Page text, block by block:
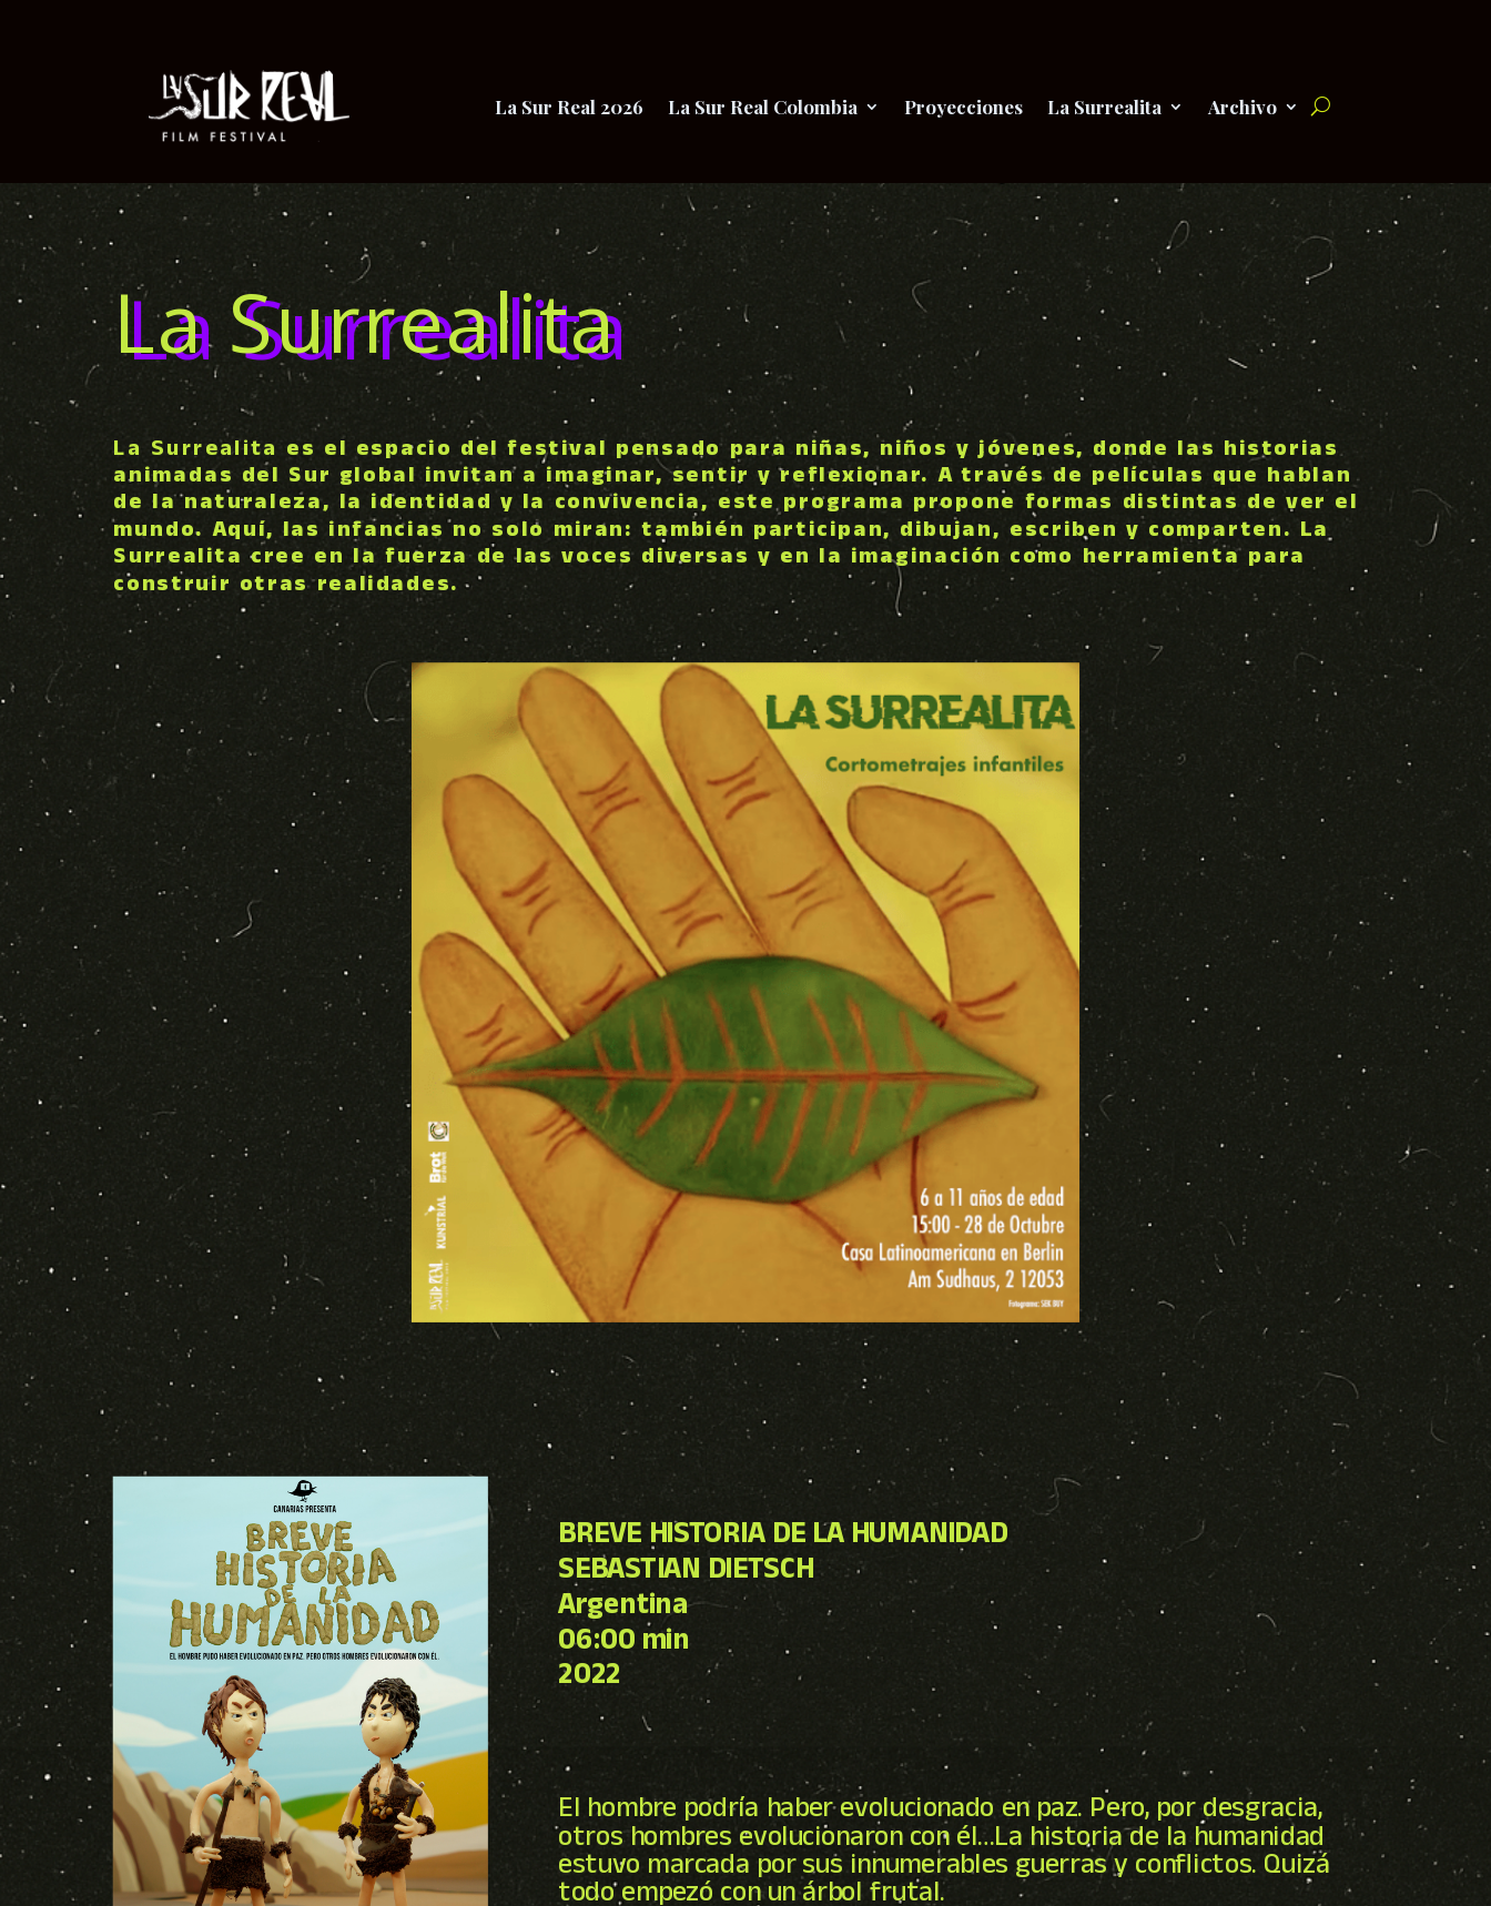
La Sur Real 2026 La Sur Real Colombia Proyecciones La Surrealita Archivo
La Surrealita
La Surrealita es el espacio del festival pensado para niñas, niños y jóvenes, donde las historias
animadas del Sur global invitan a imaginar, sentir y reflexionar. A través de películas que hablan
de la naturaleza, la identidad y la convivencia, este programa propone formas distintas de ver el
mundo. Aquí, las infancias no solo miran: también participan, dibujan, escriben y comparten. La
Surrealita cree en la fuerza de las voces diversas y en la imaginación como herramienta para
construir otras realidades.
BREVE HISTORIA DE LA HUMANIDAD
SEBASTIAN DIETSCH
Argentina
06:00 min
2022
El hombre podría haber evolucionado en paz. Pero, por desgracia,
otros hombres evolucionaron con él…La historia de la humanidad
estuvo marcada por sus innumerables guerras y conflictos. Quizá
todo empezó con un árbol frutal.